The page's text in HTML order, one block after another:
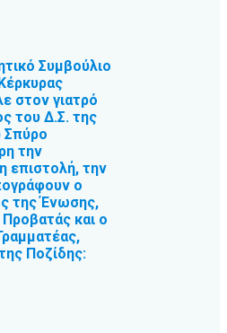
Συμβούλιο
στον γιατρό
του Δ.Σ. της
Σπύρο
την
επιστολή, την
ο
της Ένωσης,
και ο
Ποζίδης: